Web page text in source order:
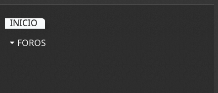
INICIO
FOROS